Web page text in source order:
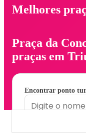
Melhores
Praça da
praças em
Encontrar ponto